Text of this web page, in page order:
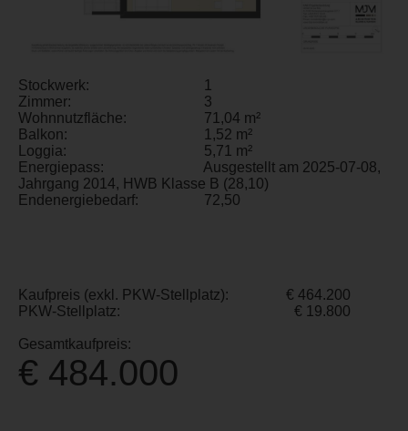
Stockwerk:
1
Zimmer:
3
Wohnnutzfläche:
71,04 m²
Balkon:
1,52 m²
Loggia:
5,71 m²
Energiepass:
Ausgestellt am 2025-07-08,
Jahrgang 2014, HWB Klasse B (28,10)
Endenergiebedarf:
72,50
Kaufpreis (exkl. PKW-Stellplatz):
€ 464.200
PKW-Stellplatz:
€ 19.800
Gesamtkaufpreis:
€ 484.000